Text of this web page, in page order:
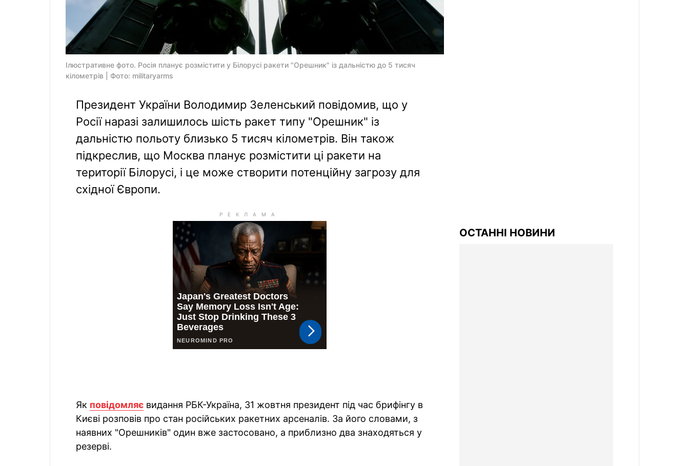
Ілюстративне фото. Росія планує розмістити у Білорусі ракети "Орешник" із дальністю до 5 тисяч
кілометрів | Фото: militaryarms
Президент України Володимир Зеленський повідомив, що у
Росії наразі залишилось шість ракет типу "Орешник" із
дальністю польоту близько 5 тисяч кілометрів. Він також
підкреслив, що Москва планує розмістити ці ракети на
території Білорусі, і це може створити потенційну загрозу для
східної Європи.
Як повідомляє видання РБК-Україна, 31 жовтня президент під час брифінгу в
Києві розповів про стан російських ракетних арсеналів. За його словами, з
наявних "Орешників" один вже застосовано, а приблизно два знаходяться у
резерві.
ОСТАННІ НОВИНИ